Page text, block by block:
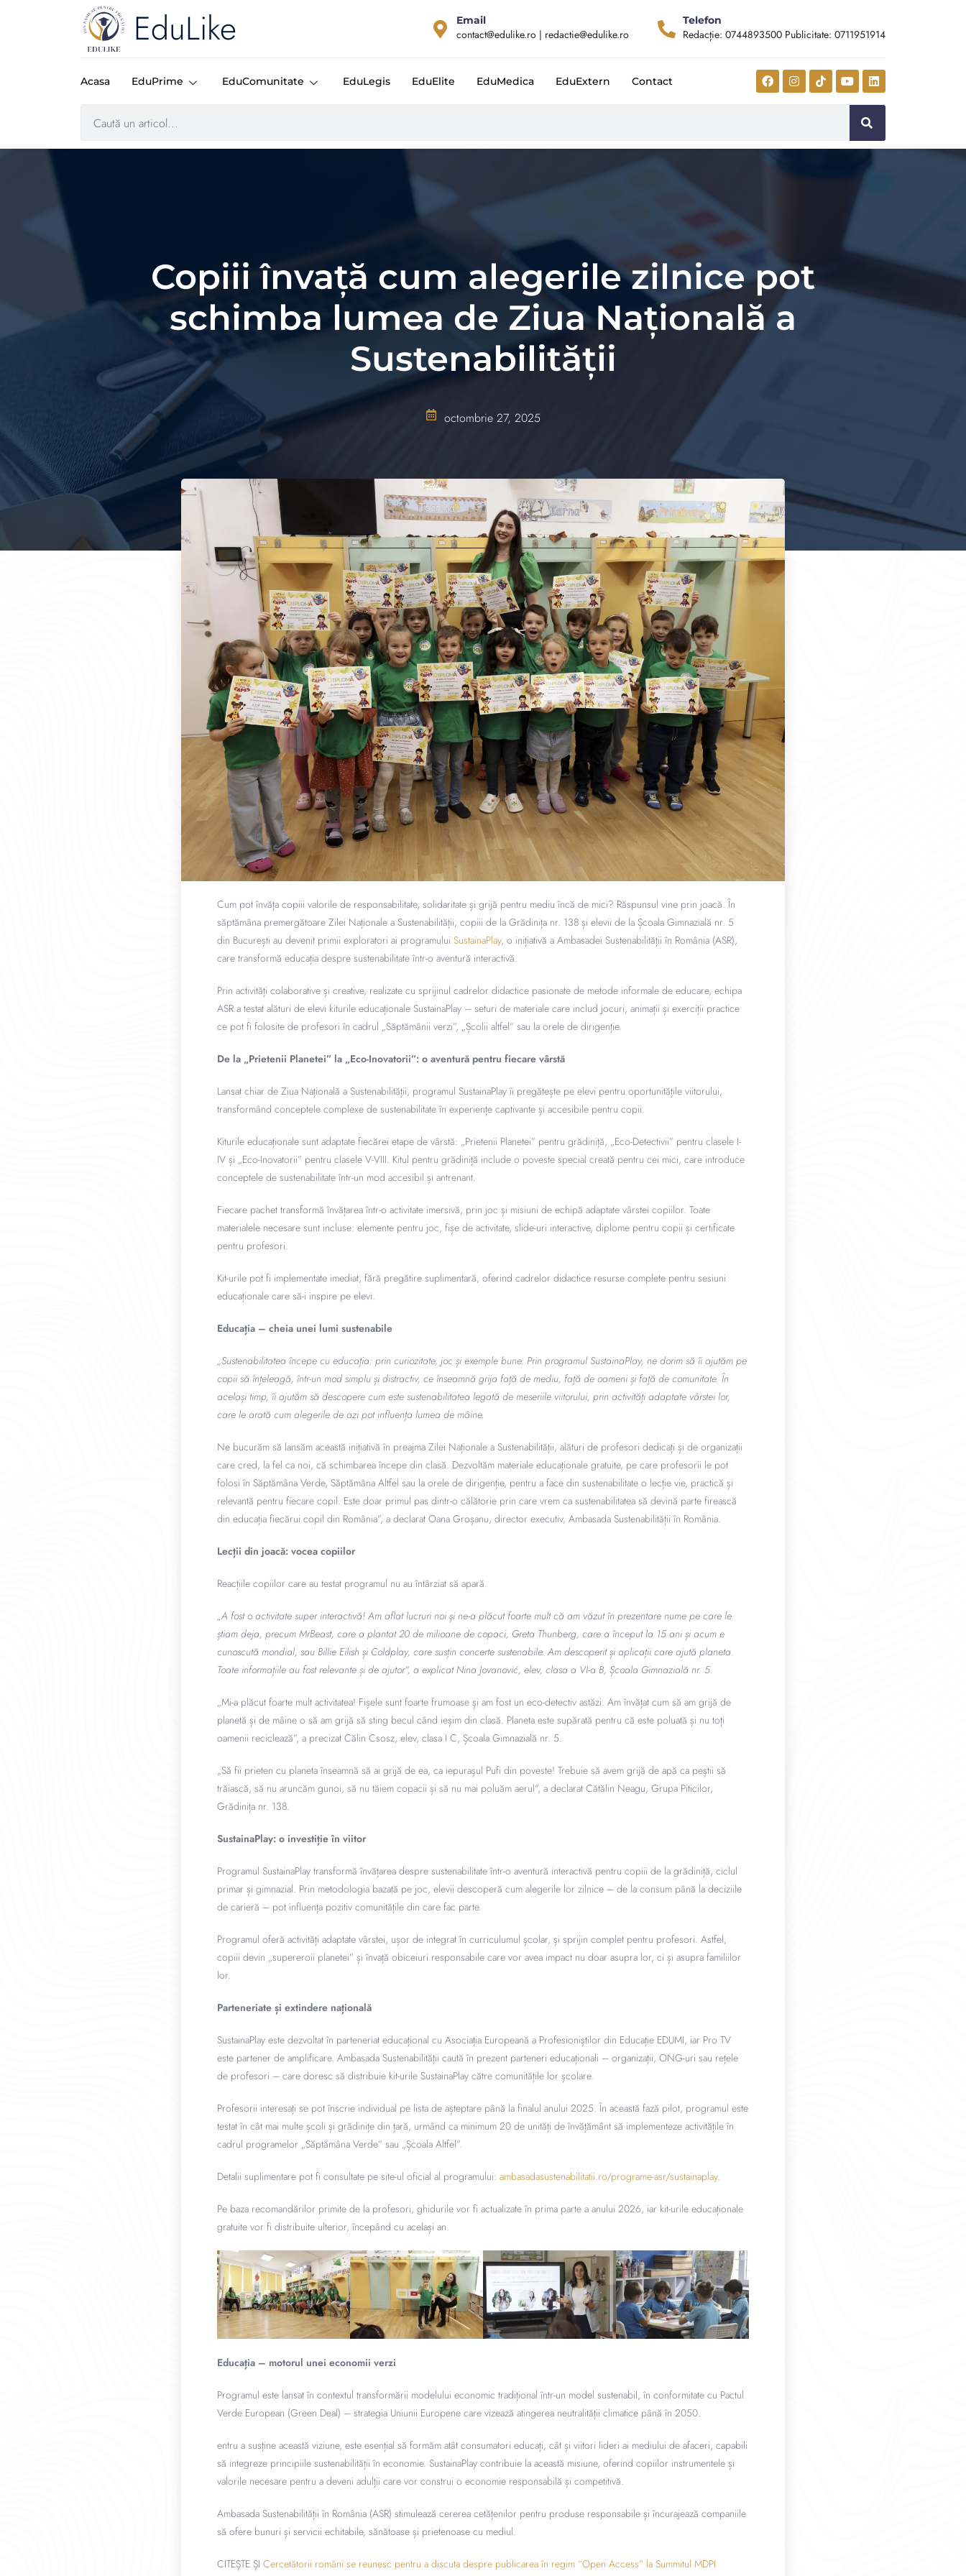
EduLike Email
contact@edulike.ro | redactie@edulike.ro
Telefon
Redacție: 0744893500 Publicitate: 0711951914
Acasa EduPrime EduComunitate EduLegis EduElite EduMedica EduExtern Contact
Copiii învață cum alegerile zilnice pot
schimba lumea de Ziua Națională a
Sustenabilității
octombrie 27, 2025
Cum pot învăța copiii valorile de responsabilitate, solidaritate și grijă pentru mediu încă de mici? Răspunsul vine prin joacă. În
săptămâna premergătoare Zilei Naționale a Sustenabilității, copiii de la Grădinița nr. 138 și elevii de la Școala Gimnazială nr. 5
din București au devenit primii exploratori ai programului SustainaPlay, o inițiativă a Ambasadei Sustenabilității în România (ASR),
care transformă educația despre sustenabilitate într-o aventură interactivă.
Prin activități colaborative și creative, realizate cu sprijinul cadrelor didactice pasionate de metode informale de educare, echipa
ASR a testat alături de elevi kiturile educaționale SustainaPlay – seturi de materiale care includ jocuri, animații și exerciții practice
ce pot fi folosite de profesori în cadrul „Săptămânii verzi”, „Școlii altfel” sau la orele de dirigenție.
De la „Prietenii Planetei” la „Eco-Inovatorii”: o aventură pentru fiecare vârstă
Lansat chiar de Ziua Națională a Sustenabilității, programul SustainaPlay îi pregătește pe elevi pentru oportunitățile viitorului,
transformând conceptele complexe de sustenabilitate în experiențe captivante și accesibile pentru copii.
Kiturile educaționale sunt adaptate fiecărei etape de vârstă: „Prietenii Planetei” pentru grădiniță, „Eco-Detectivii” pentru clasele I-
IV și „Eco-Inovatorii” pentru clasele V-VIII. Kitul pentru grădiniță include o poveste special creată pentru cei mici, care introduce
conceptele de sustenabilitate într-un mod accesibil și antrenant.
Fiecare pachet transformă învățarea într-o activitate imersivă, prin joc și misiuni de echipă adaptate vârstei copiilor. Toate
materialele necesare sunt incluse: elemente pentru joc, fișe de activitate, slide-uri interactive, diplome pentru copii și certificate
pentru profesori.
Kit-urile pot fi implementate imediat, fără pregătire suplimentară, oferind cadrelor didactice resurse complete pentru sesiuni
educaționale care să-i inspire pe elevi.
Educația – cheia unei lumi sustenabile
„Sustenabilitatea începe cu educația: prin curiozitate, joc și exemple bune. Prin programul SustainaPlay, ne dorim să îi ajutăm pe
copii să înțeleagă, într-un mod simplu și distractiv, ce înseamnă grija față de mediu, față de oameni și față de comunitate. În
același timp, îi ajutăm să descopere cum este sustenabilitatea legată de meseriile viitorului, prin activități adaptate vârstei lor,
care le arată cum alegerile de azi pot influența lumea de mâine.
Ne bucurăm să lansăm această inițiativă în preajma Zilei Naționale a Sustenabilității, alături de profesori dedicați și de organizații
care cred, la fel ca noi, că schimbarea începe din clasă. Dezvoltăm materiale educaționale gratuite, pe care profesorii le pot
folosi în Săptămâna Verde, Săptămâna Altfel sau la orele de dirigenție, pentru a face din sustenabilitate o lecție vie, practică și
relevantă pentru fiecare copil. Este doar primul pas dintr-o călătorie prin care vrem ca sustenabilitatea să devină parte firească
din educația fiecărui copil din România”, a declarat Oana Groșanu, director executiv, Ambasada Sustenabilității în România.
Lecții din joacă: vocea copiilor
Reacțiile copiilor care au testat programul nu au întârziat să apară.
„A fost o activitate super interactivă! Am aflat lucruri noi și ne-a plăcut foarte mult că am văzut în prezentare nume pe care le
știam deja, precum MrBeast, care a plantat 20 de milioane de copaci, Greta Thunberg, care a început la 15 ani și acum e
cunoscută mondial, sau Billie Eilish și Coldplay, care susțin concerte sustenabile. Am descoperit și aplicații care ajută planeta.
Toate informațiile au fost relevante și de ajutor”, a explicat Nina Jovanović, elev, clasa a VI-a B, Școala Gimnazială nr. 5.
„Mi-a plăcut foarte mult activitatea! Fișele sunt foarte frumoase și am fost un eco-detectiv astăzi. Am învățat cum să am grijă de
planetă și de mâine o să am grijă să sting becul când ieșim din clasă. Planeta este supărată pentru că este poluată și nu toți
oamenii reciclează”, a precizat Călin Csosz, elev, clasa I C, Școala Gimnazială nr. 5.
„Să fii prieten cu planeta înseamnă să ai grijă de ea, ca iepurașul Pufi din poveste! Trebuie să avem grijă de apă ca peștii să
trăiască, să nu aruncăm gunoi, să nu tăiem copacii și să nu mai poluăm aerul”, a declarat Cătălin Neagu, Grupa Piticilor,
Grădinița nr. 138.
SustainaPlay: o investiție în viitor
Programul SustainaPlay transformă învățarea despre sustenabilitate într-o aventură interactivă pentru copiii de la grădiniță, ciclul
primar și gimnazial. Prin metodologia bazată pe joc, elevii descoperă cum alegerile lor zilnice – de la consum până la deciziile
de carieră – pot influența pozitiv comunitățile din care fac parte.
Programul oferă activități adaptate vârstei, ușor de integrat în curriculumul școlar, și sprijin complet pentru profesori. Astfel,
copiii devin „supereroii planetei” și învață obiceiuri responsabile care vor avea impact nu doar asupra lor, ci și asupra familiilor
lor.
Parteneriate și extindere națională
SustainaPlay este dezvoltat în parteneriat educațional cu Asociația Europeană a Profesioniștilor din Educație EDUMI, iar Pro TV
este partener de amplificare. Ambasada Sustenabilității caută în prezent parteneri educaționali – organizații, ONG-uri sau rețele
de profesori – care doresc să distribuie kit-urile SustainaPlay către comunitățile lor școlare.
Profesorii interesați se pot înscrie individual pe lista de așteptare până la finalul anului 2025. În această fază pilot, programul este
testat în cât mai multe școli și grădinițe din țară, urmând ca minimum 20 de unități de învățământ să implementeze activitățile în
cadrul programelor „Săptămâna Verde” sau „Școala Altfel”.
Detalii suplimentare pot fi consultate pe site-ul oficial al programului: ambasadasustenabilitatii.ro/programe-asr/sustainaplay.
Pe baza recomandărilor primite de la profesori, ghidurile vor fi actualizate în prima parte a anului 2026, iar kit-urile educaționale
gratuite vor fi distribuite ulterior, începând cu același an.
Educația – motorul unei economii verzi
Programul este lansat în contextul transformării modelului economic tradițional într-un model sustenabil, în conformitate cu Pactul
Verde European (Green Deal) – strategia Uniunii Europene care vizează atingerea neutralității climatice până în 2050.
entru a susține această viziune, este esențial să formăm atât consumatori educați, cât și viitori lideri ai mediului de afaceri, capabili
să integreze principiile sustenabilității în economie. SustainaPlay contribuie la această misiune, oferind copiilor instrumentele și
valorile necesare pentru a deveni adulții care vor construi o economie responsabilă și competitivă.
Ambasada Sustenabilității în România (ASR) stimulează cererea cetățenilor pentru produse responsabile și încurajează companiile
să ofere bunuri și servicii echitabile, sănătoase și prietenoase cu mediul.
CITEȘTE ȘI Cercetătorii români se reunesc pentru a discuta despre publicarea în regim “Open Access” la Summitul MDPI